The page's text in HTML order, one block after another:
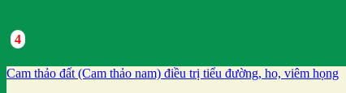
4
Cam thảo đất (Cam thảo nam) điều trị tiểu đường, ho, viêm họng